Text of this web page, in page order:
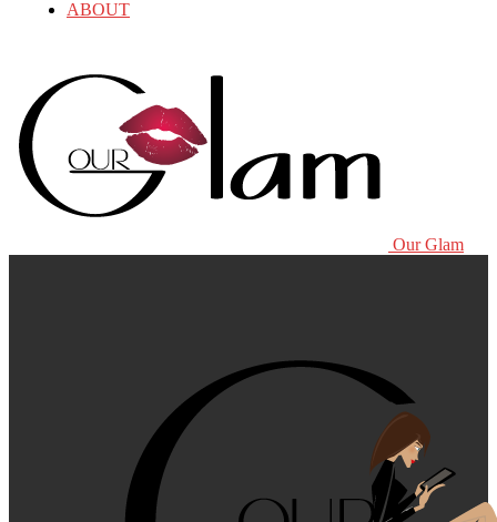
ABOUT
Our Glam